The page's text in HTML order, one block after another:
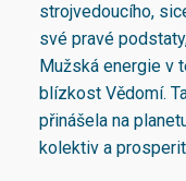
strojvedoucího,
své pravé
Mužská energie v
blízkost Vědomí.
přinášela na
kolektiv a